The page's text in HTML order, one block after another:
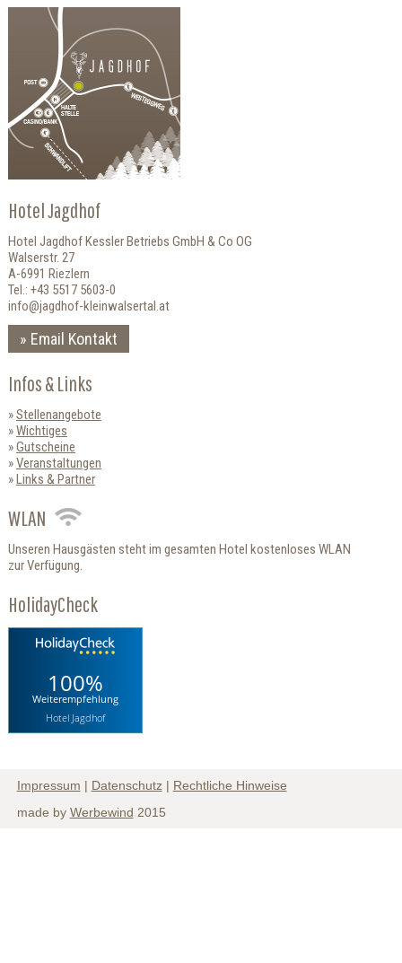
Hotel Jagdhof
Hotel Jagdhof Kessler Betriebs GmbH & Co OG
Walserstr. 27
A-6991 Riezlern
Tel.: +43 5517 5603-0
info@jagdhof-kleinwalsertal.at
Email Kontakt
Infos & Links
Stellenangebote
Wichtiges
Gutscheine
Veranstaltungen
Links & Partner
WLAN
Unseren Hausgästen steht im gesamten Hotel kostenloses WLAN
zur Verfügung.
HolidayCheck
100%
Weiterempfehlung
Hotel Jagdhof
Impressum | Datenschutz| Rechtliche Hinweise
made by Werbewind 2015